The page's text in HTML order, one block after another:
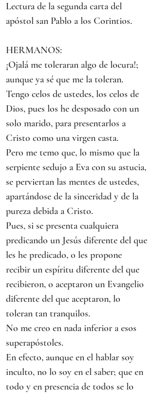
Lectura de la segunda carta del
apóstol san Pablo a los Corintios.
HERMANOS:
¡Ojalá me toleraran algo de locura!;
aunque ya sé que me la toleran.
Tengo celos de ustedes, los celos de
Dios, pues los he desposado con un
solo marido, para presentarlos a
Cristo como una virgen casta.
Pero me temo que, lo mismo que la
serpiente sedujo a Eva con su astucia,
se perviertan las mentes de ustedes,
apartándose de la sinceridad y de la
pureza debida a Cristo.
Pues, si se presenta cualquiera
predicando un Jesús diferente del que
les he predicado, o les propone
recibir un espíritu diferente del que
recibieron, o aceptaron un Evangelio
diferente del que aceptaron, lo
toleran tan tranquilos.
No me creo en nada inferior a esos
superapóstoles.
En efecto, aunque en el hablar soy
inculto, no lo soy en el saber; que en
todo y en presencia de todos se lo